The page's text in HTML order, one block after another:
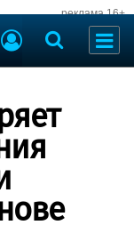
реклама 16+